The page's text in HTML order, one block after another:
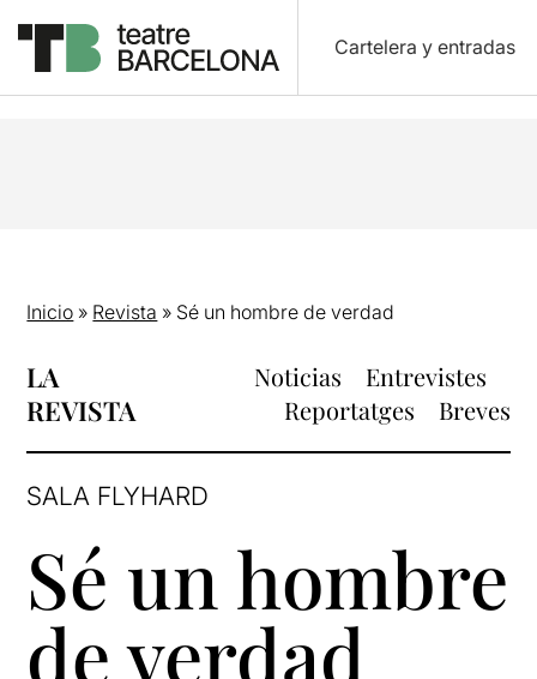
Cartelera y entradas
Inicio » Revista » Sé un hombre de verdad
LA
REVISTA
Noticias
Entrevistes
Reportatges
Breves
SALA FLYHARD
Sé un hombre
de verdad